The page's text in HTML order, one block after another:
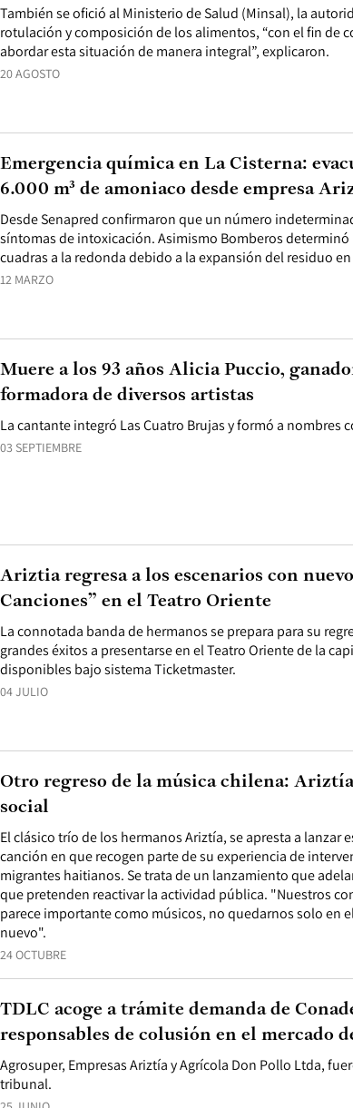
20 AGOSTO
También se ofició al Ministerio de Salud (Minsal), la
rotulación y composición de los alimentos, “con el fin de
abordar esta situación de manera integral”, explicaron.
12 MARZO
Desde Senapred confirmaron que un número
síntomas de intoxicación. Asimismo Bomberos
cuadras a la redonda debido a la expansión del residuo
Emergencia química en La Cisterna:
6.000 m³ de amoniaco desde empresa
03 SEPTIEMBRE
La cantante integró Las Cuatro Brujas y formó a nombres
Muere a los 93 años Alicia Puccio,
formadora de diversos artistas
04 JULIO
La connotada banda de hermanos se prepara para su
grandes éxitos a presentarse en el Teatro Oriente de la
disponibles bajo sistema Ticketmaster.
Ariztia regresa a los escenarios con
Canciones” en el Teatro Oriente
24 OCTUBRE
El clásico trío de los hermanos Ariztía, se apresta a lanzar
canción en que recogen parte de su experiencia de
migrantes haitianos. Se trata de un lanzamiento que
que pretenden reactivar la actividad pública. "Nuestros
parece importante como músicos, no quedarnos solo en
nuevo".
Otro regreso de la música chilena:
social
Agrosuper, Empresas Ariztía y Agrícola Don Pollo Ltda,
tribunal.
TDLC acoge a trámite demanda de
responsables de colusión en el mercado